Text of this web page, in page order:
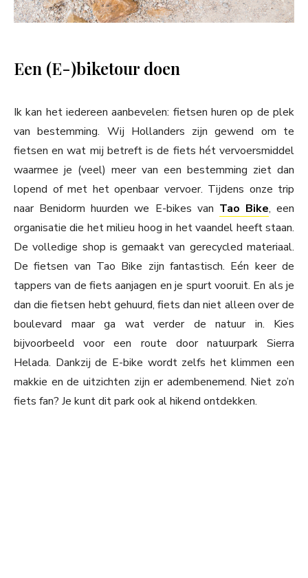
Een (E-)biketour doen
Ik kan het iedereen aanbevelen: fietsen huren op de plek
van bestemming. Wij Hollanders zijn gewend om te
fietsen en wat mij betreft is de fiets hét vervoersmiddel
waarmee je (veel) meer van een bestemming ziet dan
lopend of met het openbaar vervoer. Tijdens onze trip
naar Benidorm huurden we E-bikes van Tao Bike, een
organisatie die het milieu hoog in het vaandel heeft staan.
De volledige shop is gemaakt van gerecycled materiaal.
De fietsen van Tao Bike zijn fantastisch. Eén keer de
tappers van de fiets aanjagen en je spurt vooruit. En als je
dan die fietsen hebt gehuurd, fiets dan niet alleen over de
boulevard maar ga wat verder de natuur in. Kies
bijvoorbeeld voor een route door natuurpark Sierra
Helada. Dankzij de E-bike wordt zelfs het klimmen een
makkie en de uitzichten zijn er adembenemend. Niet zo’n
fiets fan? Je kunt dit park ook al hikend ontdekken.